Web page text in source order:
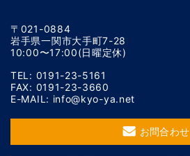
〒021-0884
岩手県一関市大手町7-28
10:00〜17:00(日曜定休)
TEL: 0191-23-5161
FAX: 0191-23-3660
E-MAIL: info@kyo-ya.net
お問合わせ